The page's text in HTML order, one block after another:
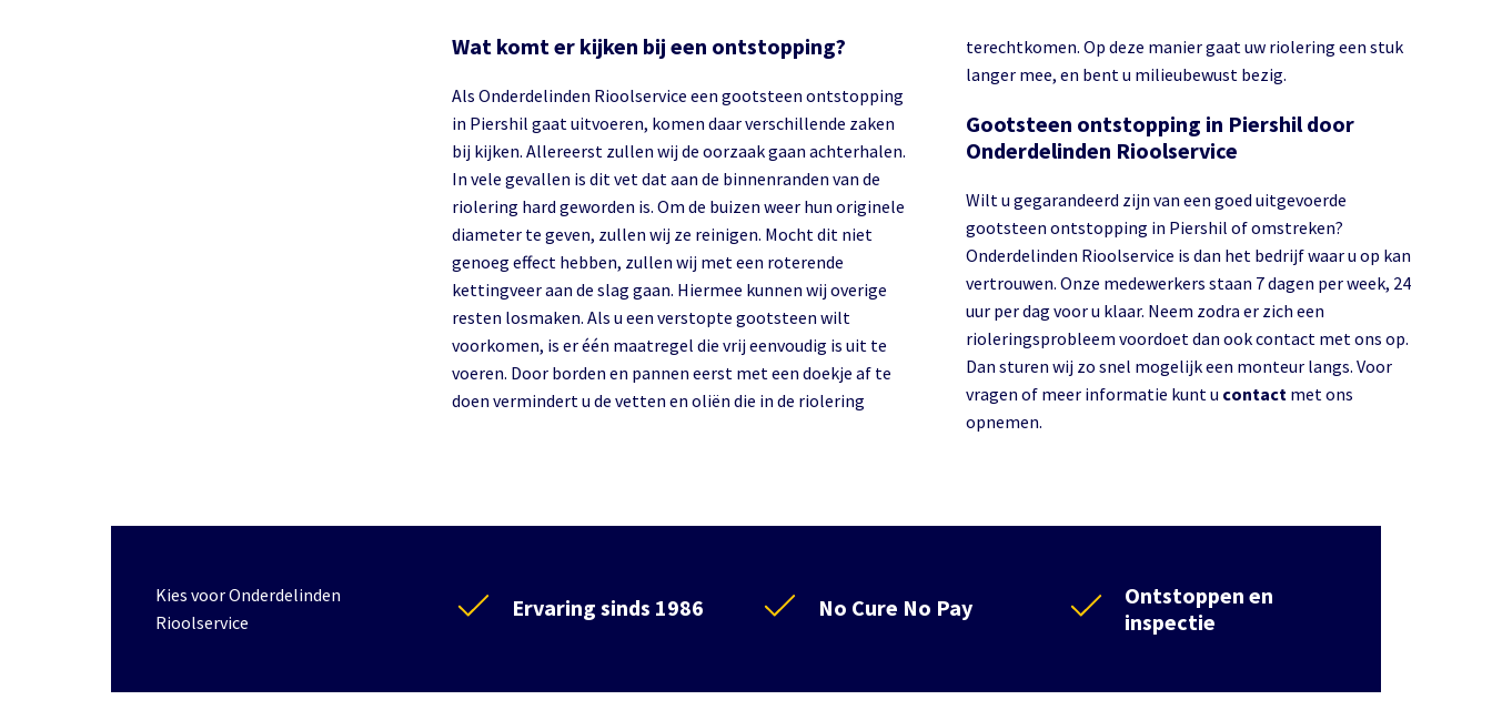
Wat komt er kijken bij een ontstopping?
Als Onderdelinden Rioolservice een gootsteen ontstopping
in Piershil gaat uitvoeren, komen daar verschillende zaken
bij kijken. Allereerst zullen wij de oorzaak gaan achterhalen.
In vele gevallen is dit vet dat aan de binnenranden van de
riolering hard geworden is. Om de buizen weer hun originele
diameter te geven, zullen wij ze reinigen. Mocht dit niet
genoeg effect hebben, zullen wij met een roterende
kettingveer aan de slag gaan. Hiermee kunnen wij overige
resten losmaken. Als u een verstopte gootsteen wilt
voorkomen, is er één maatregel die vrij eenvoudig is uit te
voeren. Door borden en pannen eerst met een doekje af te
doen vermindert u de vetten en oliën die in de riolering
terechtkomen. Op deze manier gaat uw riolering een stuk
langer mee, en bent u milieubewust bezig.
Gootsteen ontstopping in Piershil door
Onderdelinden Rioolservice
Wilt u gegarandeerd zijn van een goed uitgevoerde
gootsteen ontstopping in Piershil of omstreken?
Onderdelinden Rioolservice is dan het bedrijf waar u op kan
vertrouwen. Onze medewerkers staan 7 dagen per week, 24
uur per dag voor u klaar. Neem zodra er zich een
rioleringsprobleem voordoet dan ook contact met ons op.
Dan sturen wij zo snel mogelijk een monteur langs. Voor
vragen of meer informatie kunt u contact met ons
opnemen.
Kies voor Onderdelinden
Rioolservice
Ervaring sinds 1986 No Cure No Pay
Ontstoppen en
inspectie